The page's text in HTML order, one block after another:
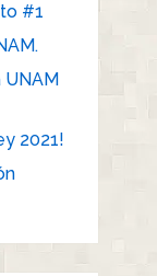
#1
2021!